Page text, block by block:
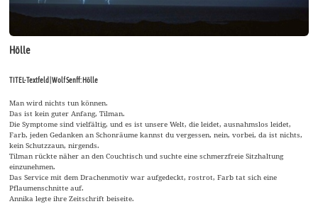
Hölle
TITEL-Textfeld | Wolf Senff: Hölle
Man wird nichts tun können.
Das ist kein guter Anfang, Tilman.
Die Symptome sind vielfältig, und es ist unsere Welt, die leidet, ausnahmslos leidet,
Farb, jeden Gedanken an Schonräume kannst du vergessen, nein, vorbei, da ist nichts,
kein Schutzzaun, nirgends.
Tilman rückte näher an den Couchtisch und suchte eine schmerzfreie Sitzhaltung
einzunehmen.
Das Service mit dem Drachenmotiv war aufgedeckt, rostrot, Farb tat sich eine
Pflaumenschnitte auf.
Annika legte ihre Zeitschrift beiseite.